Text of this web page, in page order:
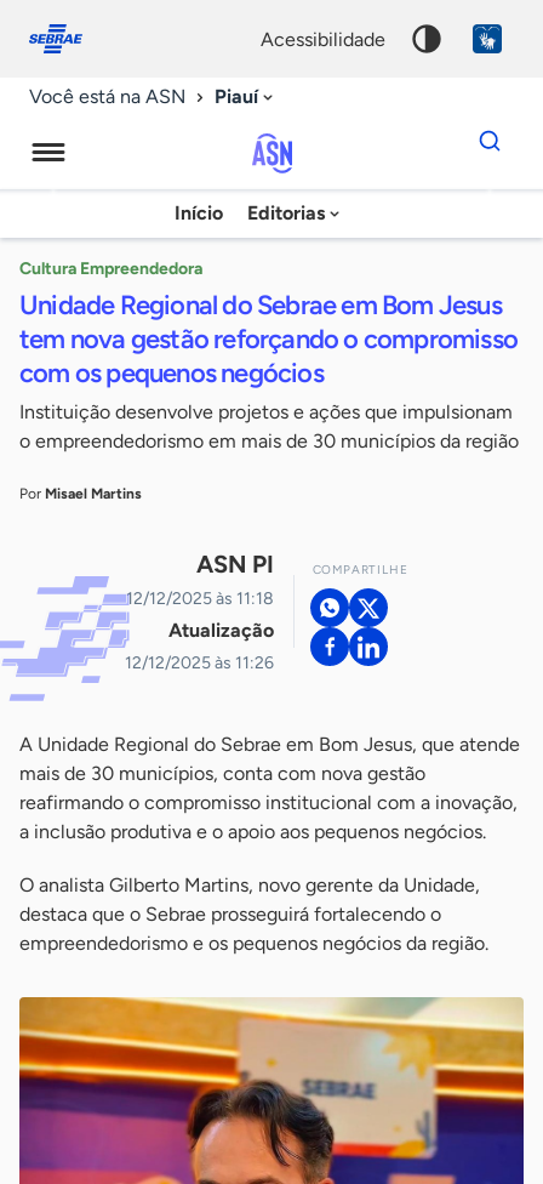
conosco
acessibilidade
Você está na ASN Piauí
Agência
Sebrae
Notícias
Início Editorias
Dados
para
chave
Cultura Empreendedora
Unidade Regional do Sebrae em Bom Jesus
tem nova gestão reforçando o compromisso
com os pequenos negócios
Instituição desenvolve projetos e ações que impulsionam
o empreendedorismo em mais de 30 municípios da região
Por Misael Martins
ASN PI
12/12/2025 às 11:18
Atualização
12/12/2025 às 11:26
COMPARTILHE
A Unidade Regional do Sebrae em Bom Jesus, que atende
mais de 30 municípios, conta com nova gestão
reafirmando o compromisso institucional com a inovação,
a inclusão produtiva e o apoio aos pequenos negócios.
O analista Gilberto Martins, novo gerente da Unidade,
destaca que o Sebrae prosseguirá fortalecendo o
empreendedorismo e os pequenos negócios da região.